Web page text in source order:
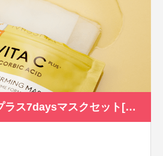
ミシャビタシープラス7daysマスクセット[100ｍl/7枚]